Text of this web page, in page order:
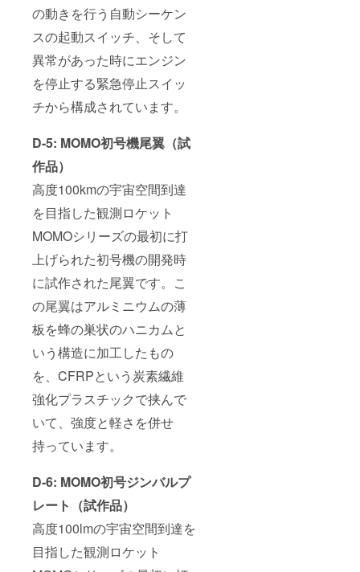
の動きを行う自動シーケン
スの起動スイッチ、そして
異常があった時にエンジン
を停止する緊急停止スイッ
チから構成されています。
D-5: MOMO初号機尾翼（試
作品）
高度100kmの宇宙空間到達
を目指した観測ロケット
MOMOシリーズの最初に打
上げられた初号機の開発時
に試作された尾翼です。こ
の尾翼はアルミニウムの薄
板を蜂の巣状のハニカムと
いう構造に加工したもの
を、CFRPという炭素繊維
強化プラスチックで挟んで
いて、強度と軽さを併せ
持っています。
D-6: MOMO初号ジンバルプ
レート（試作品）
高度100lmの宇宙空間到達を
目指した観測ロケット